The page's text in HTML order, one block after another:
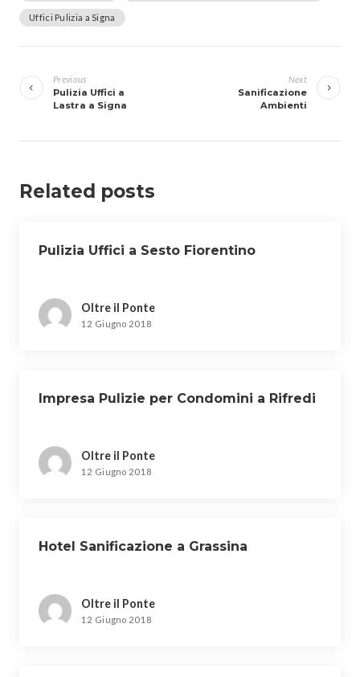
Uffici Pulizia a Signa
articoli
Previous
Pulizia Uffici a
Lastra a Signa
Next
Sanificazione
Ambienti
Related posts
Pulizia Uffici a Sesto Fiorentino
Oltre il Ponte
12 Giugno 2018
Impresa Pulizie per Condomini a Rifredi
Oltre il Ponte
12 Giugno 2018
Hotel Sanificazione a Grassina
Oltre il Ponte
12 Giugno 2018